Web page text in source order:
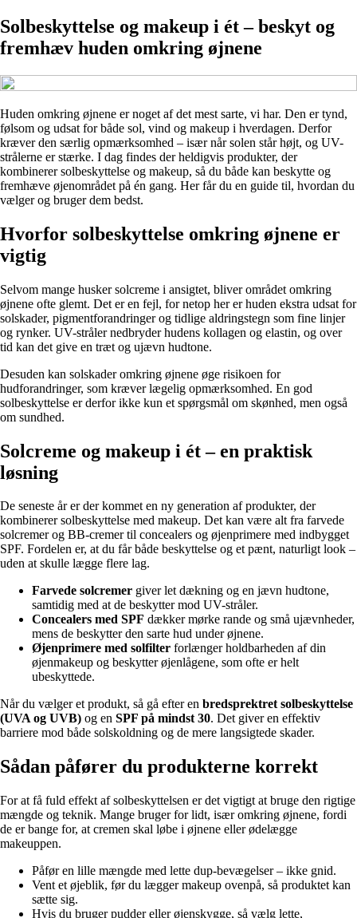
Solbeskyttelse og makeup i ét – beskyt og
fremhæv huden omkring øjnene
Huden omkring øjnene er noget af det mest sarte, vi har. Den er tynd,
følsom og udsat for både sol, vind og makeup i hverdagen. Derfor
kræver den særlig opmærksomhed – især når solen står højt, og UV-
strålerne er stærke. I dag findes der heldigvis produkter, der
kombinerer solbeskyttelse og makeup, så du både kan beskytte og
fremhæve øjenområdet på én gang. Her får du en guide til, hvordan du
vælger og bruger dem bedst.
Hvorfor solbeskyttelse omkring øjnene er
vigtig
Selvom mange husker solcreme i ansigtet, bliver området omkring
øjnene ofte glemt. Det er en fejl, for netop her er huden ekstra udsat for
solskader, pigmentforandringer og tidlige aldringstegn som fine linjer
og rynker. UV-stråler nedbryder hudens kollagen og elastin, og over
tid kan det give en træt og ujævn hudtone.
Desuden kan solskader omkring øjnene øge risikoen for
hudforandringer, som kræver lægelig opmærksomhed. En god
solbeskyttelse er derfor ikke kun et spørgsmål om skønhed, men også
om sundhed.
Solcreme og makeup i ét – en praktisk
løsning
De seneste år er der kommet en ny generation af produkter, der
kombinerer solbeskyttelse med makeup. Det kan være alt fra farvede
solcremer og BB-cremer til concealers og øjenprimere med indbygget
SPF. Fordelen er, at du får både beskyttelse og et pænt, naturligt look –
uden at skulle lægge flere lag.
Farvede solcremer giver let dækning og en jævn hudtone,
samtidig med at de beskytter mod UV-stråler.
Concealers med SPF dækker mørke rande og små ujævnheder,
mens de beskytter den sarte hud under øjnene.
Øjenprimere med solfilter forlænger holdbarheden af din
øjenmakeup og beskytter øjenlågene, som ofte er helt
ubeskyttede.
Når du vælger et produkt, så gå efter en bredsprektret solbeskyttelse
(UVA og UVB) og en SPF på mindst 30. Det giver en effektiv
barriere mod både solskoldning og de mere langsigtede skader.
Sådan påfører du produkterne korrekt
For at få fuld effekt af solbeskyttelsen er det vigtigt at bruge den rigtige
mængde og teknik. Mange bruger for lidt, især omkring øjnene, fordi
de er bange for, at cremen skal løbe i øjnene eller ødelægge
makeuppen.
Påfør en lille mængde med lette dup-bevægelser – ikke gnid.
Vent et øjeblik, før du lægger makeup ovenpå, så produktet kan
sætte sig.
Hvis du bruger pudder eller øjenskygge, så vælg lette,